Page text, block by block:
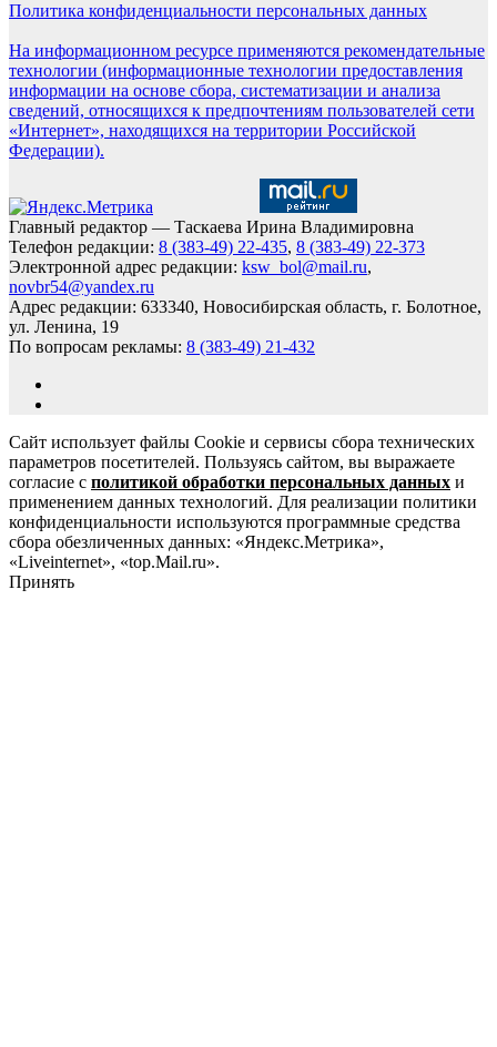
Политика конфиденциальности персональных данных
На информационном ресурсе применяются рекомендательные
технологии (информационные технологии предоставления
информации на основе сбора, систематизации и анализа
сведений, относящихся к предпочтениям пользователей сети
«Интернет», находящихся на территории Российской
Федерации).
Главный редактор — Таскаева Ирина Владимировна
Телефон редакции: 8 (383-49) 22-435, 8 (383-49) 22-373
Электронной адрес редакции: ksw_bol@mail.ru,
novbr54@yandex.ru
Адрес редакции: 633340, Новосибирская область, г. Болотное,
ул. Ленина, 19
По вопросам рекламы: 8 (383-49) 21-432
Сайт использует файлы Cookie и сервисы сбора технических
параметров посетителей. Пользуясь сайтом, вы выражаете
согласие с политикой обработки персональных данных и
применением данных технологий. Для реализации политики
конфиденциальности используются программные средства
сбора обезличенных данных: «Яндекс.Метрика»,
«Liveinternet», «top.Mail.ru».
Принять